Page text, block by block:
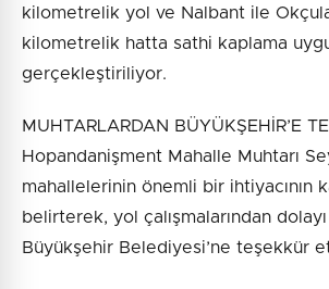
kilometrelik yol ve Nalbant ile
kilometrelik hatta sathi kaplama
gerçekleştiriliyor.
MUHTARLARDAN BÜYÜKŞEHİR’E
Hopandanişment Mahalle Muhtarı
mahallelerinin önemli bir ihtiyacının
belirterek, yol çalışmalarından
Büyükşehir Belediyesi’ne teşekkür